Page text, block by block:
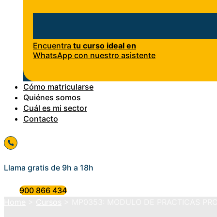
Encuentra tu curso ideal en
WhatsApp con nuestro asistente
Cómo matricularse
Quiénes somos
Cuál es mi sector
Contacto
Llama gratis de 9h a 18h
900 866 434